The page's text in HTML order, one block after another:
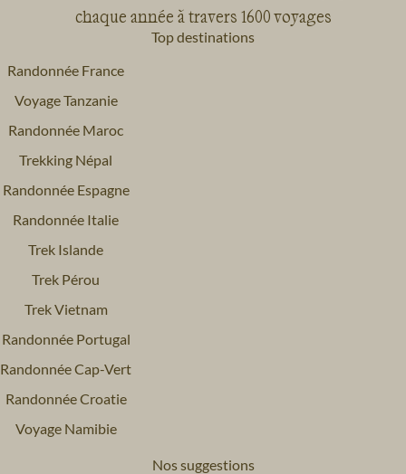
chaque année à travers 1600 voyages
Top destinations
Randonnée France
Voyage Tanzanie
Randonnée Maroc
Trekking Népal
Randonnée Espagne
Randonnée Italie
Trek Islande
Trek Pérou
Trek Vietnam
Randonnée Portugal
Randonnée Cap-Vert
Randonnée Croatie
Voyage Namibie
Nos suggestions